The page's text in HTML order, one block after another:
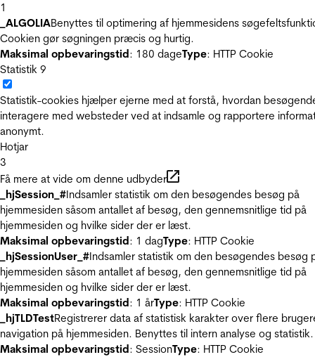
1
_ALGOLIABenyttes til optimering af hjemmesidens
Cookien gør søgningen præcis og hurtig.
Maksimal opbevaringstid: 180 dageType: HTTP Cookie
Statistik 9
Statistik-cookies hjælper ejerne med at forstå, hvordan
interagere med websteder ved at indsamle og rapportere
anonymt.
Hotjar
3
Få mere at vide om denne udbyder
_hjSession_#Indsamler statistik om den besøgendes besøg på
hjemmesiden såsom antallet af besøg, den gennemsnitlige tid på
hjemmesiden og hvilke sider der er læst.
Maksimal opbevaringstid: 1 dagType: HTTP Cookie
_hjSessionUser_#Indsamler statistik om den besøgendes besøg
hjemmesiden såsom antallet af besøg, den gennemsnitlige tid på
hjemmesiden og hvilke sider der er læst.
Maksimal opbevaringstid: 1 årType: HTTP Cookie
_hjTLDTestRegistrerer data af statistisk karakter over flere
navigation på hjemmesiden. Benyttes til intern analyse og statistik.
Maksimal opbevaringstid: SessionType: HTTP Cookie